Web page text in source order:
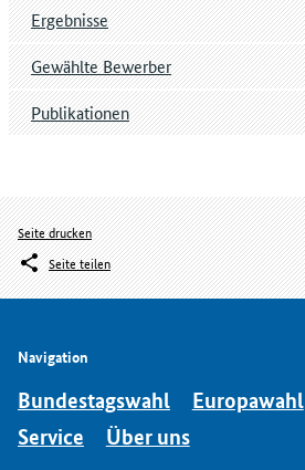
Ergebnisse
Gewählte Bewerber
Publikationen
Seite drucken
Seite teilen
Navigation
Bundestagswahl Europawahl
Service
Über uns